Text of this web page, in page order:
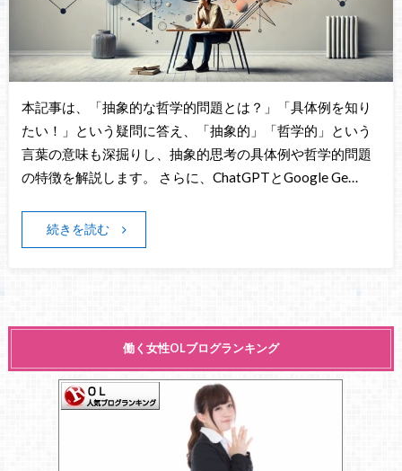
本記事は、「抽象的な哲学的問題とは？」「具体例を知り
たい！」という疑問に答え、「抽象的」「哲学的」という
言葉の意味も深掘りし、抽象的思考の具体例や哲学的問題
の特徴を解説します。 さらに、ChatGPTとGoogle Ge…
続きを読む
働く女性OLブログランキング